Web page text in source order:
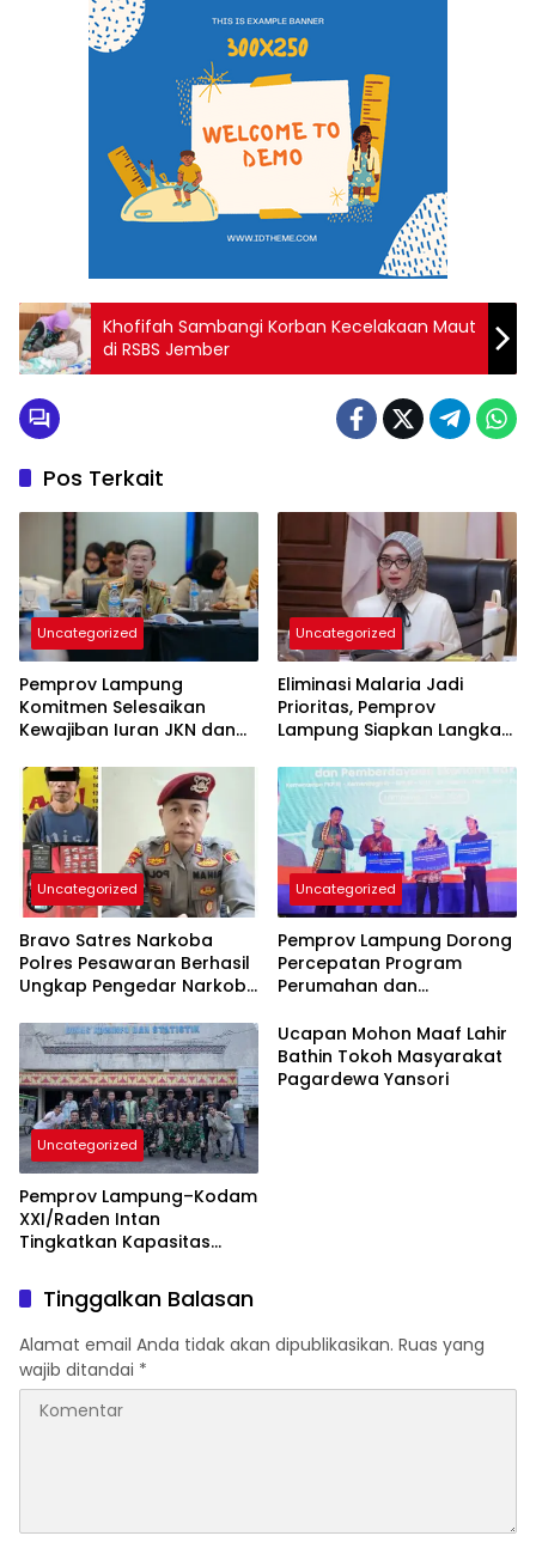
Khofifah Sambangi Korban Kecelakaan Maut
di RSBS Jember
Pos Terkait
Uncategorized
Pemprov Lampung
Komitmen Selesaikan
Kewajiban Iuran JKN dan
Kepesertaan BPJS
Kesehatan
Uncategorized
Eliminasi Malaria Jadi
Prioritas, Pemprov
Lampung Siapkan Langkah
Uncategorized
Bravo Satres Narkoba
Polres Pesawaran Berhasil
Ungkap Pengedar Narkoba
Uncategorized
Pemprov Lampung Dorong
Percepatan Program
Perumahan dan
Rakyat
Uncategorized
Pemprov Lampung–Kodam
XXI/Raden Intan
Tingkatkan Kapasitas
Komunikasi Publik
Ucapan Mohon Maaf Lahir
Bathin Tokoh Masyarakat
Pagardewa Yansori
Tinggalkan Balasan
Alamat email Anda tidak akan dipublikasikan. Ruas yang
wajib ditandai *